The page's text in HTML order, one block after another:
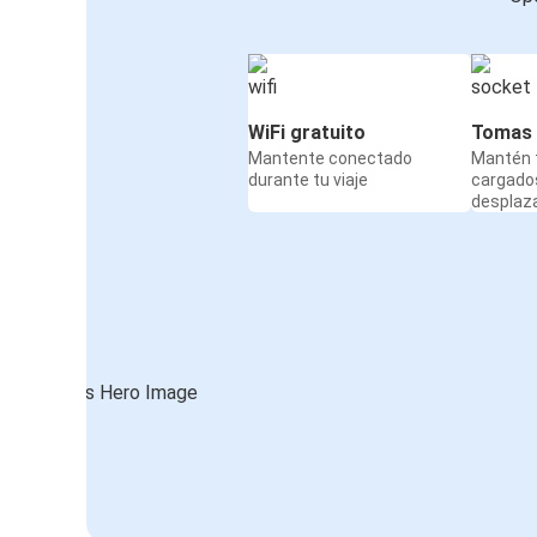
WiFi gratuito
Mantente conectado
durante tu viaje
Mantén